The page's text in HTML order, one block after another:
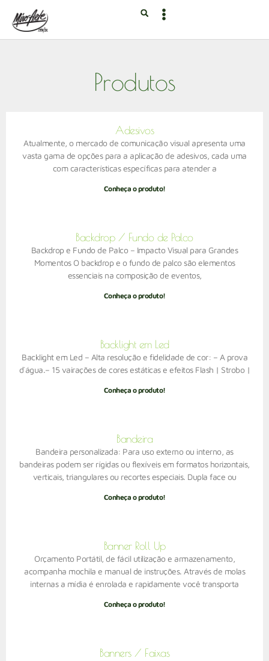
Produtos
Adesivos
Atualmente, o mercado de comunicação visual apresenta uma
vasta gama de opções para a aplicação de adesivos, cada uma
com características específicas para atender a
Conheça o produto!
Backdrop / Fundo de Palco
Backdrop e Fundo de Palco – Impacto Visual para Grandes
Momentos O backdrop e o fundo de palco são elementos
essenciais na composição de eventos,
Conheça o produto!
Backlight em Led
Backlight em Led – Alta resolução e fidelidade de cor: – A prova
d`água.– 15 vairações de cores estáticas e efeitos Flash | Strobo |
Conheça o produto!
Bandeira
Bandeira personalizada: Para uso externo ou interno, as
bandeiras podem ser rígidas ou flexíveis em formatos horizontais,
verticais, triangulares ou recortes especiais. Dupla face ou
Conheça o produto!
Banner Roll Up
Orçamento Portátil, de fácil utilização e armazenamento,
acompanha mochila e manual de instruções. Através de molas
internas a mídia é enrolada e rapidamente você transporta
Conheça o produto!
Banners / Faixas